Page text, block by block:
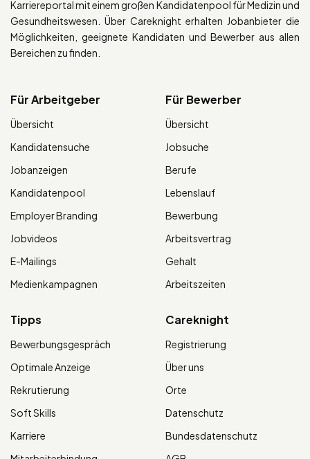
Karriereportal mit einem großen Kandidatenpool für Medizin und
Gesundheitswesen. Über Careknight erhalten Jobanbieter die
Möglichkeiten, geeignete Kandidaten und Bewerber aus allen
Bereichen zu finden.
Für Arbeitgeber
Übersicht
Kandidatensuche
Jobanzeigen
Kandidatenpool
Employer Branding
Jobvideos
E-Mailings
Medienkampagnen
Für Bewerber
Übersicht
Jobsuche
Berufe
Lebenslauf
Bewerbung
Arbeitsvertrag
Gehalt
Arbeitszeiten
Tipps
Bewerbungsgespräch
Optimale Anzeige
Rekrutierung
Soft Skills
Karriere
Careknight
Registrierung
Über uns
Orte
Datenschutz
Bundesdatenschutz